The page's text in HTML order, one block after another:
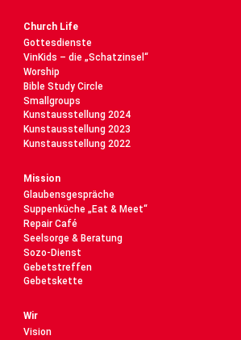
Church Life
Gottesdienste
VinKids – die „Schatzinsel“
Worship
Bible Study Circle
Smallgroups
Kunstausstellung 2024
Kunstausstellung 2023
Kunstausstellung 2022
Mission
Glaubensgespräche
Suppenküche „Eat & Meet“
Repair Café
Seelsorge & Beratung
Sozo-Dienst
Gebetstreffen
Gebetskette
Wir
Vision